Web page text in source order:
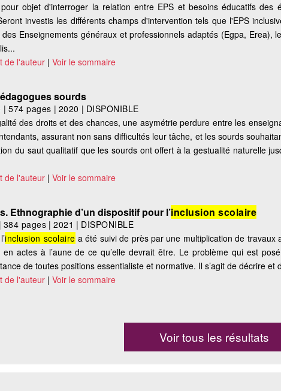
objet d'interroger la relation entre EPS et besoins éducatifs des
investis les différents champs d'intervention tels que l'EPS
Enseignements généraux et professionnels adaptés (Egpa, Erea),
de l'auteur |Voir le sommaire
sourds
|574 pages | 2020 | DISPONIBLE
des droits et des chances, une asymétrie perdure entre les
assurant non sans difficultés leur tâche, et les sourds
du saut qualitatif que les sourds ont offert à la gestualité naturelle
de l'auteur |Voir le sommaire
Ethnographie d’un dispositif pour l’inclusion scolaire
| 384 pages |2021 | DISPONIBLE
inclusion scolaire a été suivi de près par une multiplication de travaux
actes à l’aune de ce qu’elle devrait être. Le problème qui est
de toutes positions essentialiste et normative. Il s’agit de décrire et
de l'auteur |Voir le sommaire
Voir tous les résultats